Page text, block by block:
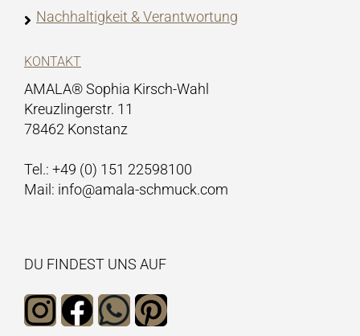
Nachhaltigkeit & Verantwortung
KONTAKT
AMALA® Sophia Kirsch-Wahl
Kreuzlingerstr. 11
78462 Konstanz
Tel.: +49 (0) 151 22598100
Mail: info@amala-schmuck.com
DU FINDEST UNS AUF